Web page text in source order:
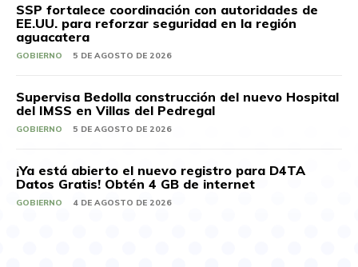
SSP fortalece coordinación con autoridades de
EE.UU. para reforzar seguridad en la región
aguacatera
GOBIERNO 5 DE AGOSTO DE 2026
Supervisa Bedolla construcción del nuevo Hospital
del IMSS en Villas del Pedregal
GOBIERNO 5 DE AGOSTO DE 2026
¡Ya está abierto el nuevo registro para D4TA
Datos Gratis! Obtén 4 GB de internet
GOBIERNO 4 DE AGOSTO DE 2026